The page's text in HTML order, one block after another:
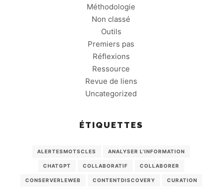
Méthodologie
Non classé
Outils
Premiers pas
Réflexions
Ressource
Revue de liens
Uncategorized
ÉTIQUETTES
ALERTESMOTSCLES ANALYSER L'INFORMATION
CHATGPT COLLABORATIF COLLABORER
CONSERVERLEWEB CONTENTDISCOVERY CURATION